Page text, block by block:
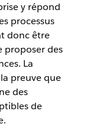
y répond
processus
donc être
proposer des
La
preuve que
des
de